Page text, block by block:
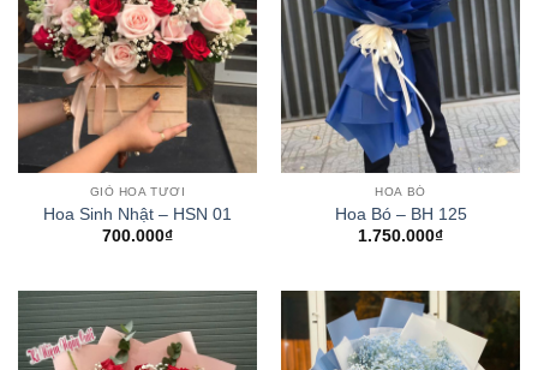
GIỎ HOA TƯƠI
Hoa Sinh Nhật – HSN 01
700.000₫
HOA BÓ
Hoa Bó – BH 125
1.750.000₫